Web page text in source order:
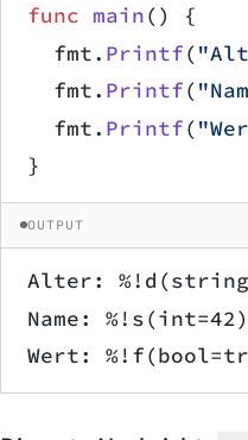
func main() {
	fmt.
Printf(
	fmt.
Printf(
	fmt.
Printf(
}
OUTPUT
Alter:
Name: %!s(int=42)
Wert: